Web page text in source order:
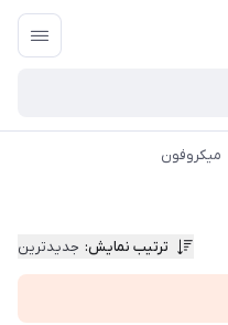
میکروفون
ترتیب نمایش: جدیدترین